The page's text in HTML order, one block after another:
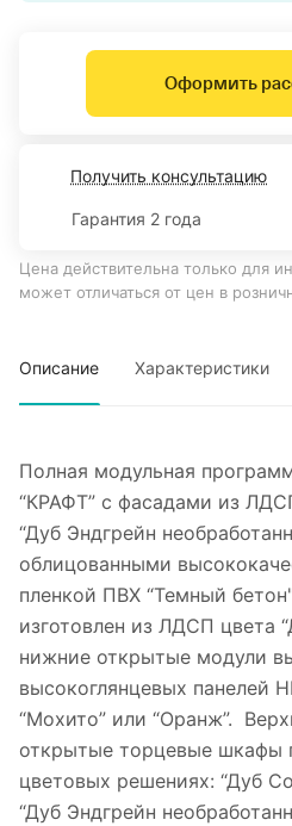
Оформить
Получить консультацию
Гарантия 2 года
Цена действительна только для
может отличаться от цен в
Описание Характеристики
Полная модульная
“КРАФТ” с фасадами из
“Дуб Эндгрейн
облицованными
пленкой ПВХ “Темный
изготовлен из ЛДСП цвета
нижние открытые модули
высокоглянцевых панелей
“Мохито” или “Оранж”.
открытые торцевые шкафы
цветовых решениях: “Дуб
“Дуб Эндгрейн